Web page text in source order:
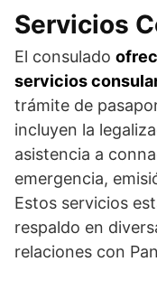
Servicios
El consulado
servicios
trámite de
incluyen la
asistencia a
emergencia,
Estos servicios
respaldo en
relaciones con